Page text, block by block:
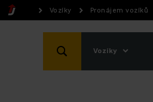
Vozíky Pronájem vozíků
Vozíky